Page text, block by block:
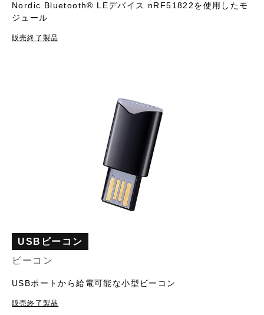
Nordic Bluetooth®︎ LEデバイス nRF51822を使用したモ
ジュール
販売終了製品
USBビーコン
ビーコン
USBポートから給電可能な小型ビーコン
販売終了製品